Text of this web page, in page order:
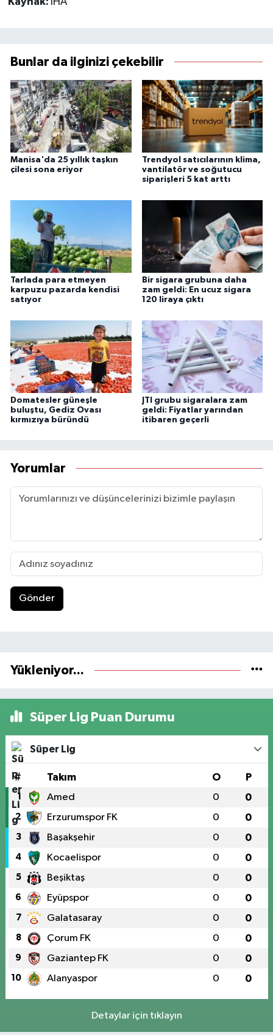
Bunlar da ilginizi çekebilir
Manisa'da 25 yıllık taşkın
çilesi sona eriyor
Trendyol satıcılarının klima,
vantilatör ve soğutucu
siparişleri 5 kat arttı
Tarlada para etmeyen
karpuzu pazarda kendisi
satıyor
Bir sigara grubuna daha
zam geldi: En ucuz sigara
120 liraya çıktı
Domatesler güneşle
buluştu, Gediz Ovası
kırmızıya büründü
JTI grubu sigaralara zam
geldi: Fiyatlar yarından
itibaren geçerli
Yorumlar
Gönder
Yükleniyor...
Süper Lig Puan Durumu
Süper Lig
# Takım O P
1 Amed 0 0
2 Erzurumspor FK 0 0
3 Başakşehir 0 0
4 Kocaelispor 0 0
5 Beşiktaş 0 0
6 Eyüpspor 0 0
7 Galatasaray 0 0
8 Çorum FK 0 0
9 Gaziantep FK 0 0
10 Alanyaspor 0 0
Detaylar için tıklayın